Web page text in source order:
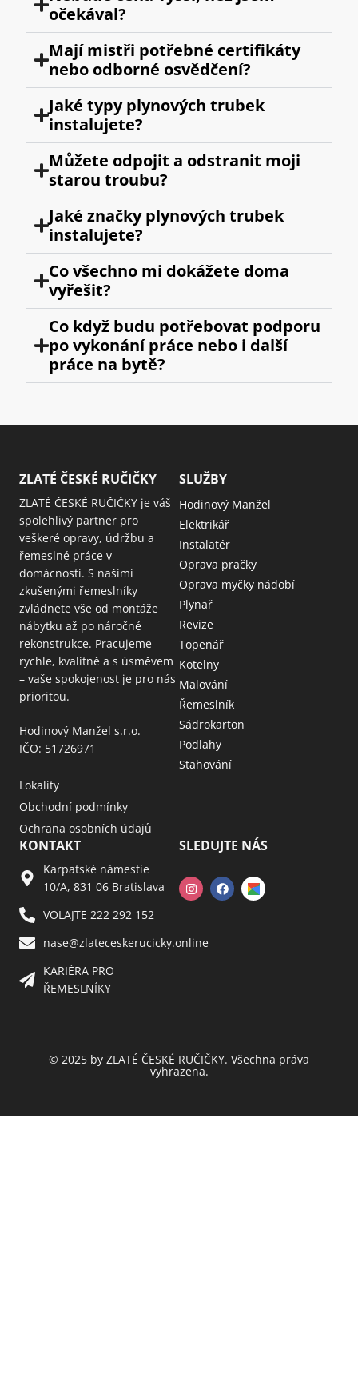
očekával?
Mají mistři potřebné certifikáty
nebo odborné osvědčení?
Jaké typy plynových trubek
instalujete?
Můžete odpojit a odstranit moji
starou troubu?
Jaké značky plynových trubek
instalujete?
Co všechno mi dokážete doma
vyřešit?
Co když budu potřebovat podporu
po vykonání práce nebo i další
práce na bytě?
ZLATÉ ČESKÉ RUČIČKY
ZLATÉ ČESKÉ RUČIČKY je váš
spolehlivý partner pro
veškeré opravy, údržbu a
řemeslné práce v
domácnosti. S našimi
zkušenými řemeslníky
zvládnete vše od montáže
nábytku až po náročné
rekonstrukce. Pracujeme
rychle, kvalitně a s úsměvem
– vaše spokojenost je pro nás
prioritou.
Hodinový Manžel s.r.o.
IČO: 51726971
Lokality
Obchodní podmínky
Ochrana osobních údajů
SLUŽBY
Hodinový Manžel
Elektrikář
Instalatér
Oprava pračky
Oprava myčky nádobí
Plynař
Revize
Topenář
Kotelny
Malování
Řemeslník
Sádrokarton
Podlahy
Stahování
KONTAKT
Karpatské námestie
10/A, 831 06 Bratislava
VOLAJTE 222 292 152
nase@zlateceskerucicky.online
KARIÉRA PRO
ŘEMESLNÍKY
SLEDUJTE NÁS
© 2025 by ZLATÉ ČESKÉ RUČIČKY. Všechna práva
vyhrazena.